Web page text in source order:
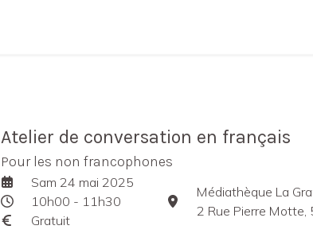
Atelier de conversation en français
Pour les non francophones
Sam 24 mai 2025
10h00 - 11h30
Gratuit
Médiathèque La
2 Rue Pierre Motte,